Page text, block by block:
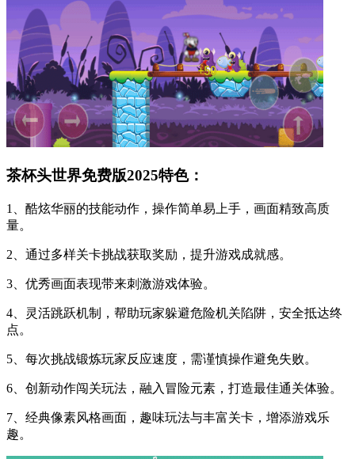
茶杯头世界免费版2025特色：
1、酷炫华丽的技能动作，操作简单易上手，画面精致高质
量。
2、通过多样关卡挑战获取奖励，提升游戏成就感。
3、优秀画面表现带来刺激游戏体验。
4、灵活跳跃机制，帮助玩家躲避危险机关陷阱，安全抵达终
点。
5、每次挑战锻炼玩家反应速度，需谨慎操作避免失败。
6、创新动作闯关玩法，融入冒险元素，打造最佳通关体验。
7、经典像素风格画面，趣味玩法与丰富关卡，增添游戏乐
趣。